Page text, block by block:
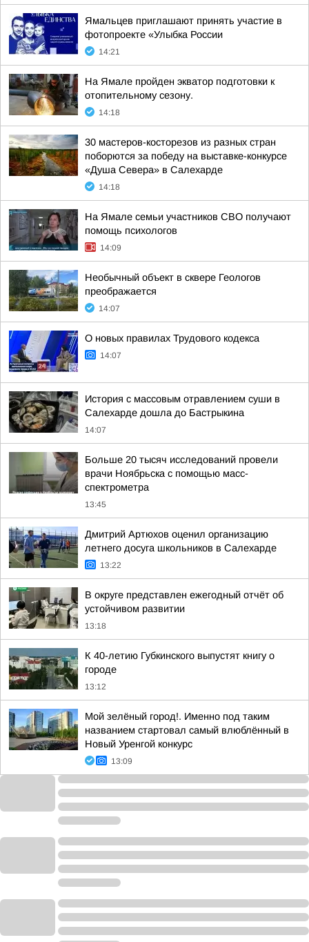
Ямальцев приглашают принять участие в
фотопроекте «Улыбка России
14:21
На Ямале пройден экватор подготовки к
отопительному сезону.
14:18
30 мастеров-косторезов из разных стран
поборются за победу на выставке-конкурсе
«Душа Севера» в Салехарде
14:18
На Ямале семьи участников СВО получают
помощь психологов
14:09
Необычный объект в сквере Геологов
преображается
14:07
О новых правилах Трудового кодекса
14:07
История с массовым отравлением суши в
Салехарде дошла до Бастрыкина
14:07
Больше 20 тысяч исследований провели
врачи Ноябрьска с помощью масс-
спектрометра
13:45
Дмитрий Артюхов оценил организацию
летнего досуга школьников в Салехарде
13:22
В округе представлен ежегодный отчёт об
устойчивом развитии
13:18
К 40-летию Губкинского выпустят книгу о
городе
13:12
Мой зелёный город!. Именно под таким
названием стартовал самый влюблённый в
Новый Уренгой конкурс
13:09